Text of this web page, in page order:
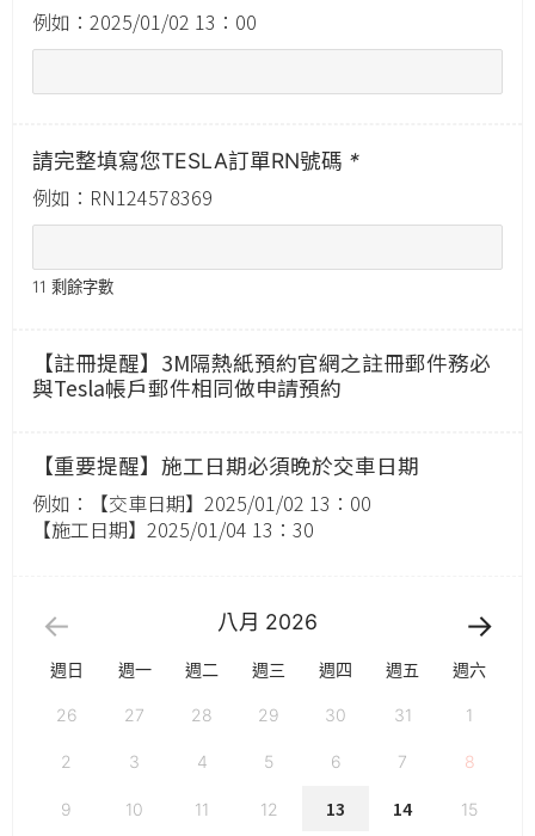
例如：2025/01/02 13：00
請完整填寫您TESLA訂單RN號碼 *
例如：RN124578369
11 剩餘字數
【註冊提醒】3M隔熱紙預約官網之註冊郵件務必
與Tesla帳戶郵件相同做申請預約
【重要提醒】施工日期必須晚於交車日期
例如：【交車日期】2025/01/02 13：00
【施工日期】2025/01/04 13：30
八月 2026
週日 週一 週二 週三 週四 週五 週六
26 27 28 29 30 31 1
2 3 4 5 6 7 8
9 10 11 12 13 14 15